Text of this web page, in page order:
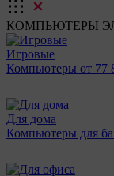
КОМПЬЮТЕРЫ
Игровые
Компьютеры от 77
Для дома
Компьютеры для